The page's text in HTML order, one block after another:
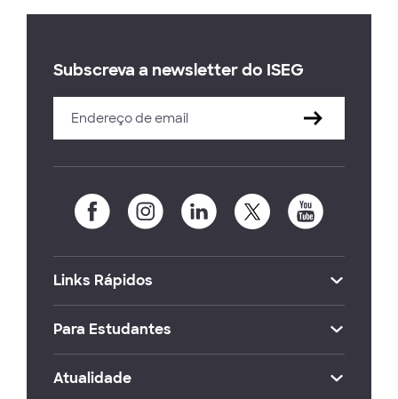
Subscreva a newsletter do ISEG
Links Rápidos
Para Estudantes
Atualidade